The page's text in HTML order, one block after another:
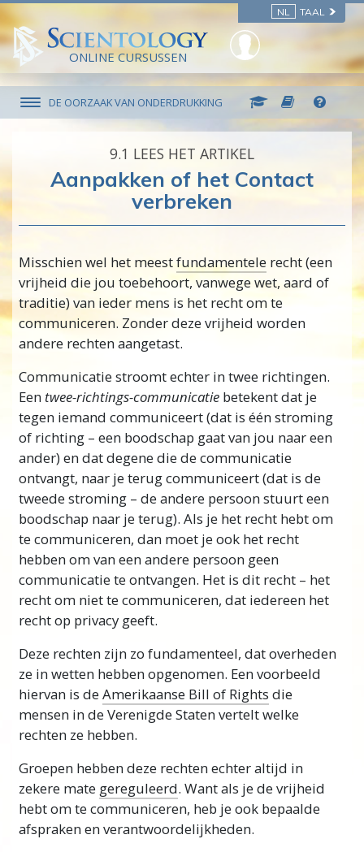
NL TAAL
ONLINE CURSUSSEN
DE OORZAAK VAN ONDERDRUKKING
9.‎1 LEES HET ARTIKEL
Aanpakken of het Contact
verbreken
Misschien wel het meestfundamentele recht (een
vrijheid die jou toebehoort, vanwege wet, aard of
traditie) van ieder mens is het recht om te
communiceren. Zonder deze vrijheid worden
andere rechten aangetast.
Communicatie stroomt echter in twee richtingen.
Een twee-richtings-communicatie betekent dat je
tegen iemand communiceert (dat is één stroming
of richting – een boodschap gaat van jou naar een
ander) en dat degene die de communicatie
ontvangt, naar je terug communiceert (dat is de
tweede stroming – de andere persoon stuurt een
boodschap naar je terug). Als je het recht hebt om
te communiceren, dan moet je ook het recht
hebben om van een andere persoon geen
communicatie te ontvangen. Het is dit recht – het
recht om niet te communiceren, dat iedereen het
recht op privacy geeft.
Deze rechten zijn zo fundamenteel, dat overheden
ze in wetten hebben opgenomen. Een voorbeeld
hiervan is deAmerikaanse Bill of Rights die
mensen in de Verenigde Staten vertelt welke
rechten ze hebben.
Groepen hebben deze rechten echter altijd in
zekere mate gereguleerd. Want als je de vrijheid
hebt om te communiceren, heb je ook bepaalde
afspraken en verantwoordelijkheden.